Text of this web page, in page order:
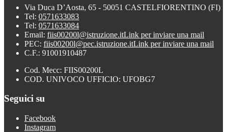
Via Duca D’Aosta, 65 - 50051 CASTELFIORENTINO (FI)
Tel: 0571633083
Tel: 0571633084
Email: fiis00200l@istruzione.itLink per inviare una mail
PEC: fiis00200l@pec.istruzione.itLink per inviare una mail
C.F.: 91001910487
Cod. Mecc: FIIS00200L
COD. UNIVOCO UFFICIO: UFOBG7
Seguici su
Facebook
Instagram